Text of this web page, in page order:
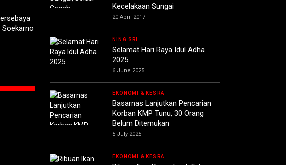
Soekarno
Kecelakaan Sungai
20 April 2017
NING SRI
Selamat Hari Raya Idul Adha
2025
6 June 2025
EKONOMI & KESRA
Basarnas Lanjutkan Pencarian
Korban KMP Tunu, 30 Orang
Belum Ditemukan
5 July 2025
EKONOMI & KESRA